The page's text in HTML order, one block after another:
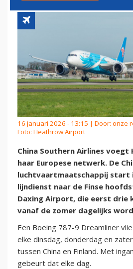
16 januari 2026 - 13:15 | Door: onze
Foto: Heathrow Airport
China Southern Airlines voegt
haar Europese netwerk. De
luchtvaartmaatschappij start
lijndienst naar de Finse
Daxing Airport, die eerst drie
vanaf de zomer dagelijks
Een Boeing 787-9 Dreamliner
elke dinsdag, donderdag en
tussen China en Finland. Met
gebeurt dat elke dag.